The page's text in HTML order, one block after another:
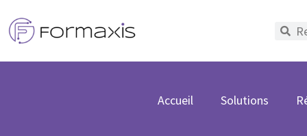
Accueil Solutions